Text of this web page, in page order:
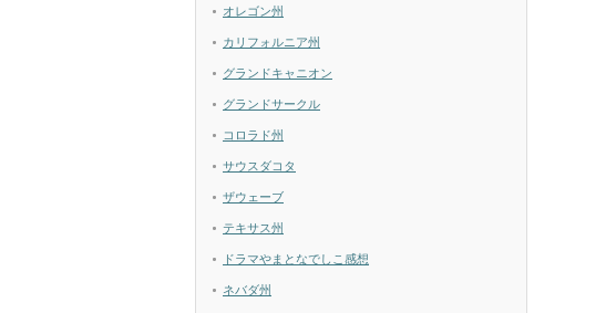
オレゴン州
カリフォルニア州
グランドキャニオン
グランドサークル
コロラド州
サウスダコタ
ザウェーブ
テキサス州
ドラマやまとなでしこ感想
ネバダ州